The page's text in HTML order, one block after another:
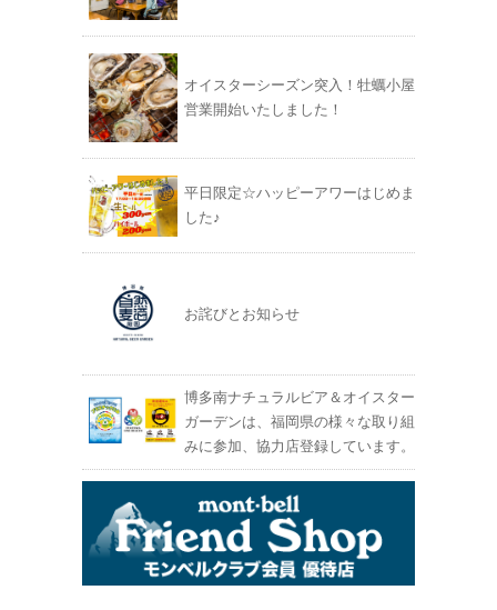
オイスターシーズン突入！牡蠣小屋
営業開始いたしました！
平日限定☆ハッピーアワーはじめま
した♪
お詫びとお知らせ
博多南ナチュラルビア＆オイスター
ガーデンは、福岡県の様々な取り組
みに参加、協力店登録しています。